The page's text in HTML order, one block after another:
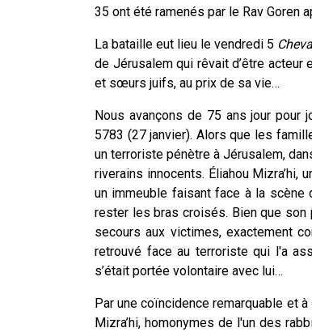
35 ont été ramenés par le Rav Goren
La bataille eut lieu le vendredi 5
de Jérusalem qui rêvait d’être
et sœurs juifs, au prix de sa vie…
Nous avançons de 75 ans jour pour
5783 (27 janvier). Alors que les
un terroriste pénètre à Jérusalem,
riverains innocents. Éliahou
un immeuble faisant face à la
rester les bras croisés. Bien que son
secours aux victimes, exactement
retrouvé face au terroriste qui l'a
s’était portée volontaire avec lui…
Par une coïncidence remarquable et
Mizra’hi, homonymes de l'un des